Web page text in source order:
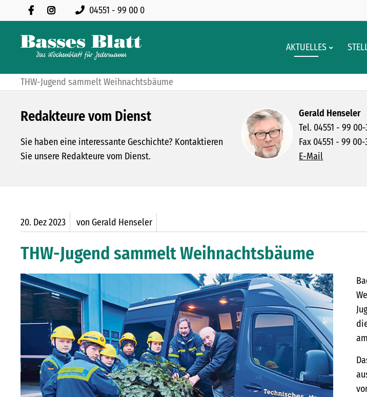
04551 - 99 00 0
AKTUELLES
THW-Jugend sammelt Weihnachtsbäume
Redakteure vom Dienst
Sie haben eine interessante Geschichte? Kontaktieren
Sie unsere Redakteure vom Dienst.
Gerald Henseler
Tel. 04551 - 99
Fax 04551 - 99 00-
E-Mail
20. Dez2023 von Gerald Henseler
THW-Jugend sammelt Weihnachtsbäume